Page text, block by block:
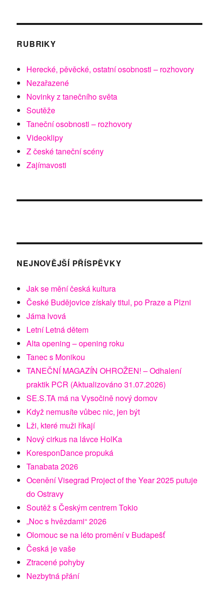
RUBRIKY
Herecké, pěvěcké, ostatní osobnosti – rozhovory
Nezařazené
Novinky z tanečního světa
Soutěže
Taneční osobnosti – rozhovory
Videoklipy
Z české taneční scény
Zajímavosti
NEJNOVĚJŠÍ PŘÍSPĚVKY
Jak se mění česká kultura
České Budějovice získaly titul, po Praze a Plzni
Jáma lvová
Letní Letná dětem
Alta opening – opening roku
Tanec s Monikou
TANEČNÍ MAGAZÍN OHROŽEN! – Odhalení
praktik PCR (Aktualizováno 31.07.2026)
SE.S.TA má na Vysočině nový domov
Když nemusíte vůbec nic, jen být
Lži, které muži říkají
Nový cirkus na lávce HolKa
KoresponDance propuká
Tanabata 2026
Ocenění Visegrad Project of the Year 2025 putuje
do Ostravy
Soutěž s Českým centrem Tokio
„Noc s hvězdami“ 2026
Olomouc se na léto promění v Budapešť
Česká je vaše
Ztracené pohyby
Nezbytná přání